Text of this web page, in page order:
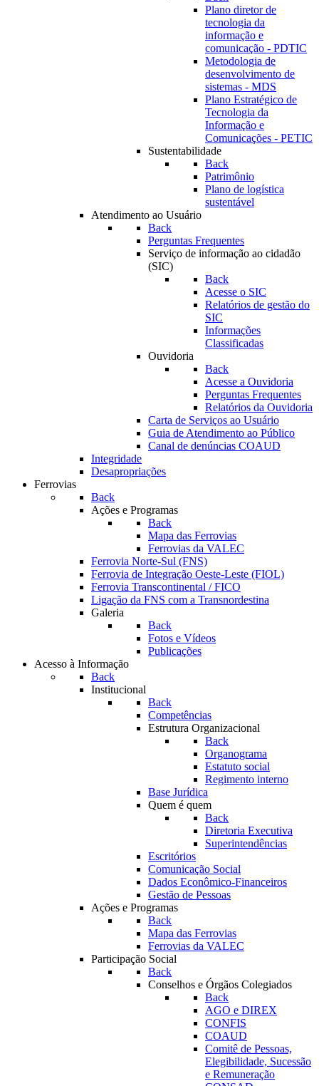
Plano diretor de
tecnologia da
informação e
comunicação - PDTIC
Metodologia de
desenvolvimento de
sistemas - MDS
Plano Estratégico de
Tecnologia da
Informação e
Comunicações - PETIC
Sustentabilidade
Back
Patrimônio
Plano de logística
sustentável
Atendimento ao Usuário
Back
Perguntas Frequentes
Serviço de informação ao cidadão
(SIC)
Back
Acesse o SIC
Relatórios de gestão do
SIC
Informações
Classificadas
Ouvidoria
Back
Acesse a Ouvidoria
Perguntas Frequentes
Relatórios da Ouvidoria
Carta de Serviços ao Usuário
Guia de Atendimento ao Público
Canal de denúncias COAUD
Integridade
Desapropriações
Ferrovias
Back
Ações e Programas
Back
Mapa das Ferrovias
Ferrovias da VALEC
Ferrovia Norte-Sul (FNS)
Ferrovia de Integração Oeste-Leste (FIOL)
Ferrovia Transcontinental / FICO
Ligação da FNS com a Transnordestina
Galeria
Back
Fotos e Vídeos
Publicações
Acesso à Informação
Back
Institucional
Back
Competências
Estrutura Organizacional
Back
Organograma
Estatuto social
Regimento interno
Base Jurídica
Quem é quem
Back
Diretoria Executiva
Superintendências
Escritórios
Comunicação Social
Dados Econômico-Financeiros
Gestão de Pessoas
Ações e Programas
Back
Mapa das Ferrovias
Ferrovias da VALEC
Participação Social
Back
Conselhos e Órgãos Colegiados
Back
AGO e DIREX
CONFIS
COAUD
Comitê de Pessoas,
Elegibilidade, Sucessão
e Remuneração